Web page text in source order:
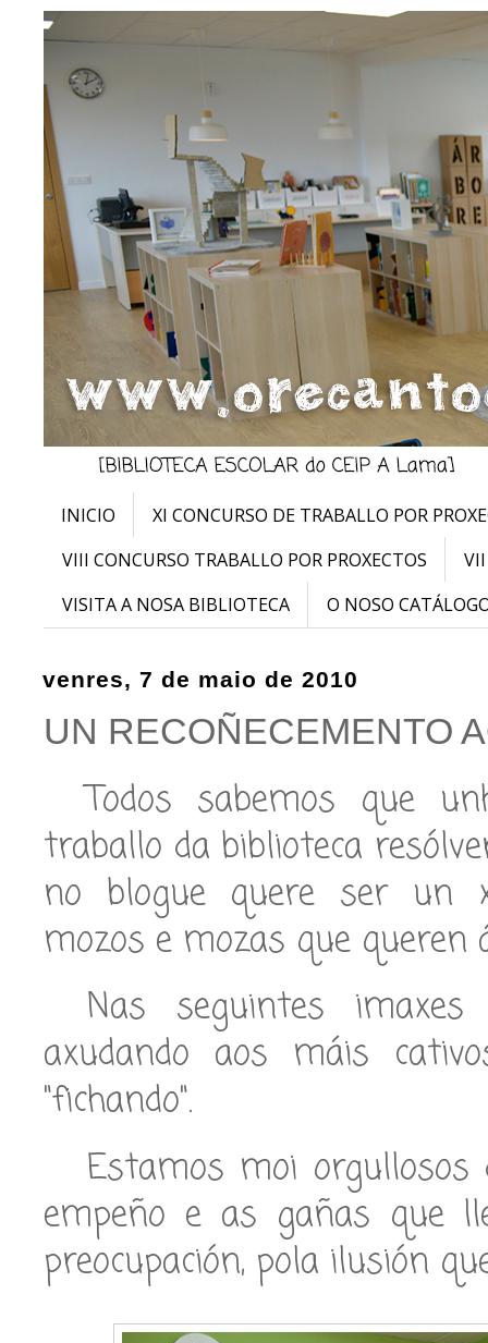
INICIO
XI CONCURSO DE TRABALLO POR
VIII CONCURSO TRABALLO POR PROXECTOS
VISITA A NOSA BIBLIOTECA
O NOSO
venres, 7 de maio de 2010
UN RECOÑECEMENTO
Todos sabemos que
traballo da biblioteca
no blogue quere ser un
mozos e mozas que
Nas seguintes imaxes
axudando aos máis
"fichando".
Estamos moi orgullosos
empeño e as gañas que
preocupación, pola ilusión